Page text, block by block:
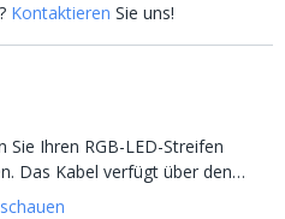
Kontaktieren Sie uns!
Ihren RGB-LED-Streifen
Das Kabel verfügt über den
Plug & Play. Der maximale